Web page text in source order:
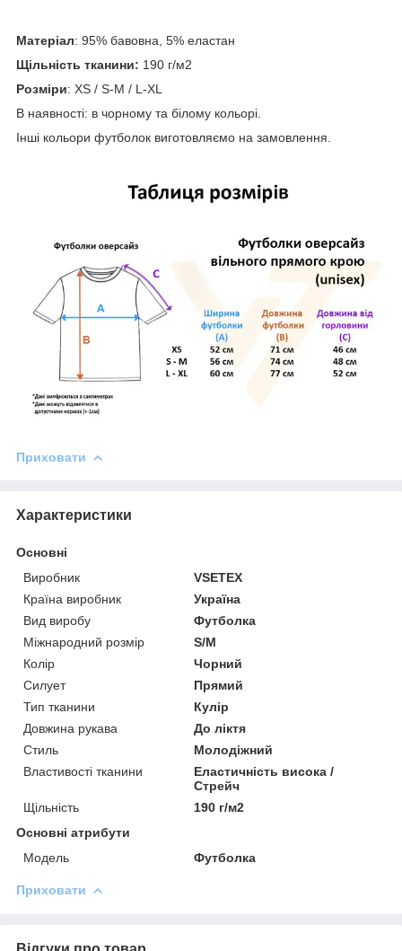
Матеріал: 95% бавовна, 5% еластан
Щільність тканини: 190 г/м2
Розміри: XS / S-M / L-XL
В наявності: в чорному та білому кольорі.
Інші кольори футболок виготовляємо на замовлення.
Приховати
Характеристики
Основні
Виробник
VSETEX
Країна виробник
Україна
Вид виробу
Футболка
Міжнародний розмір
S/M
Колір
Чорний
Силует
Прямий
Тип тканини
Кулір
Довжина рукава
До ліктя
Стиль
Молодіжний
Властивості тканини
Еластичність висока /
Стрейч
Щільність
190 г/м2
Основні атрибути
Мoдель
Футболка
Приховати